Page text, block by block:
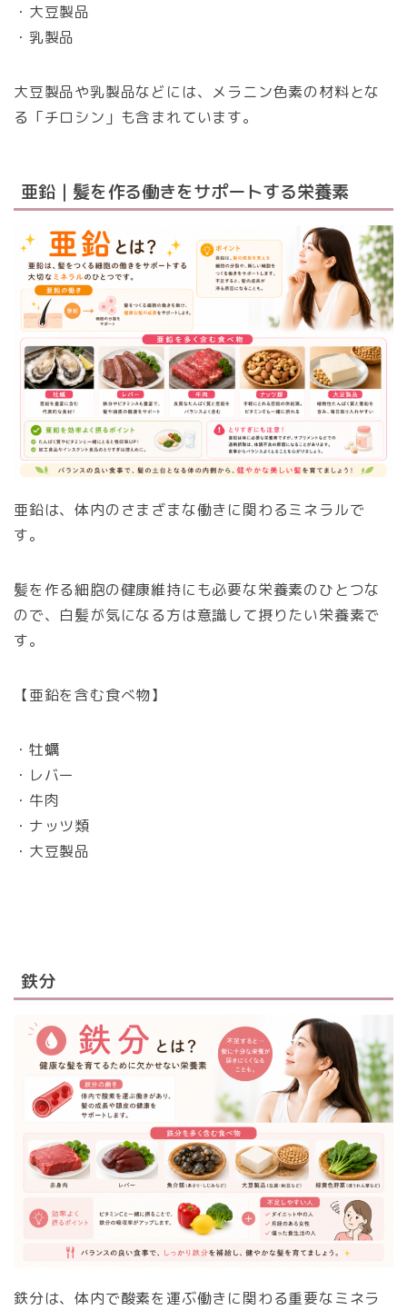
・大豆製品
・乳製品
大豆製品や乳製品などには、メラニン色素の材料とな
る「チロシン」も含まれています。
亜鉛｜髪を作る働きをサポートする栄養素
亜鉛は、体内のさまざまな働きに関わるミネラルで
す。
髪を作る細胞の健康維持にも必要な栄養素のひとつな
ので、白髪が気になる方は意識して摂りたい栄養素で
す。
【亜鉛を含む食べ物】
・牡蠣
・レバー
・牛肉
・ナッツ類
・大豆製品
鉄分
鉄分は、体内で酸素を運ぶ働きに関わる重要なミネラ